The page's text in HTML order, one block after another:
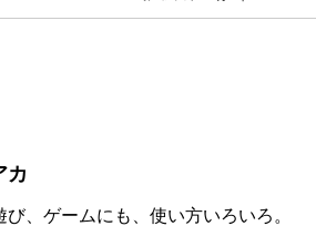
カ
、ゲームにも、使い方いろいろ。